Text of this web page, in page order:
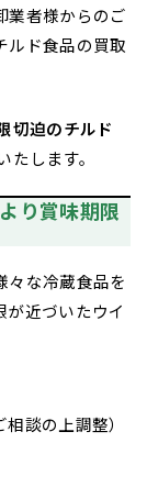
業者様からのご
ルド食品の買取
切迫のチルド
します。
り賞味期限
々な冷蔵食品を
近づいたウイ
談の上調整）